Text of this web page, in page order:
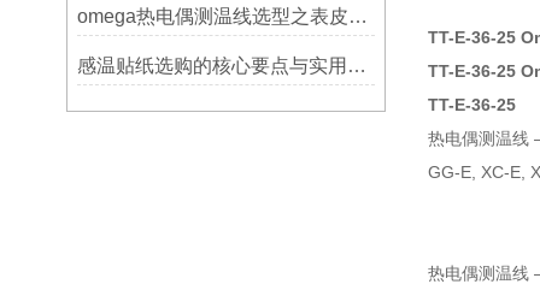
omega热电偶测温线选型之表皮绝缘耐温
感温贴纸选购的核心要点与实用建议
TT-E-36-25
TT-E-36-25
TT-E-36-25
热电偶测温线
GG-E, XC-E,
热电偶测温线